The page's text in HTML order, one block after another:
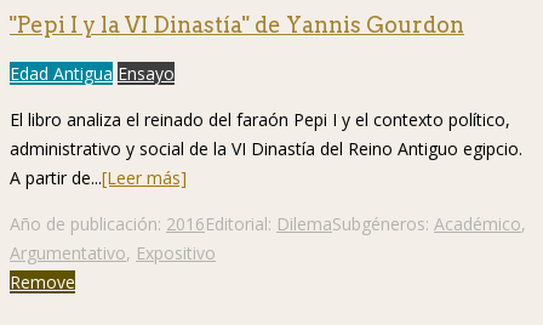
"Pepi I y la VI Dinastía" de Yannis Gourdon
Edad Antigua Ensayo
El libro analiza el reinado del faraón Pepi I y el contexto político,
administrativo y social de la VI Dinastía del Reino Antiguo egipcio.
A partir de...[Leer más]
Año de publicación: 2016Editorial: DilemaSubgéneros: Académico,
Argumentativo, Expositivo
Remove